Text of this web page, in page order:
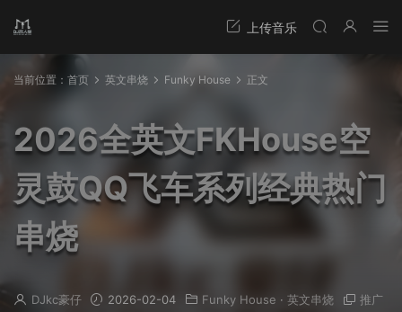
当前位置： 首页 英文串烧 Funky House 正文
2026全英文FKHouse空
灵鼓QQ飞车系列经典热门
串烧
DJkc豪仔 2026-02-04 Funky House · 英文串烧 推广